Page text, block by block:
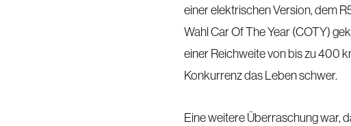
einer elektrischen Version, dem
Wahl Car Of The Year (COTY)
einer Reichweite von bis zu 400
Konkurrenz das Leben schwer.
Eine weitere Überraschung war,